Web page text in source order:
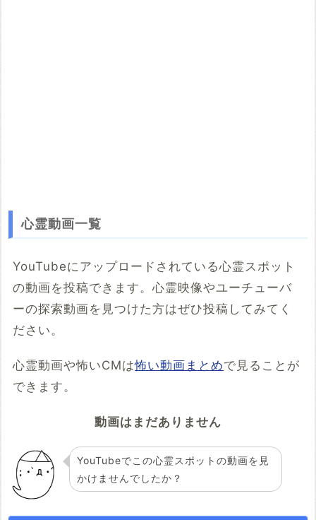
心霊動画一覧
YouTubeにアップロードされている心霊スポット
の動画を投稿できます。心霊映像やユーチューバ
ーの探索動画を見つけた方はぜひ投稿してみてく
ださい。
心霊動画や怖いCMは怖い動画まとめで見ることが
できます。
動画はまだありません
YouTubeでこの心霊スポットの動画を見
かけませんでしたか？